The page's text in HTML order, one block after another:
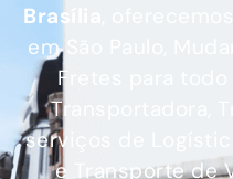
Brasília
,
em São Paulo,
Fretes para todo
Transportadora,
serviços de
e Transporte de